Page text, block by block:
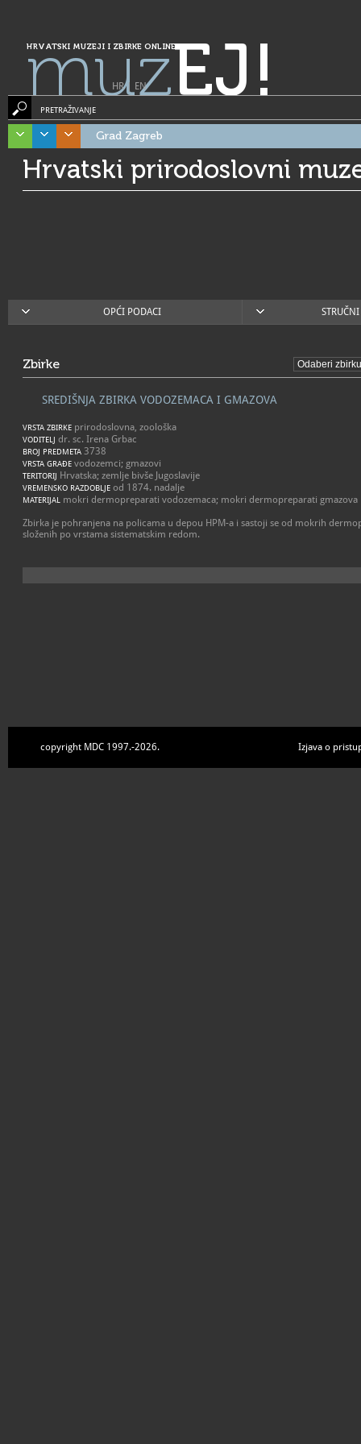
HRVATSKI MUZEJI I ZBIRKE ONLINE
muzEJ!
HR| EN
PRETRAŽIVANJE
Grad Zagreb
Hrvatski prirodoslovni
OPĆI PODACI
Zbirke
SREDIŠNJA ZBIRKA VODOZEMACA I GMAZOVA
VRSTA ZBIRKE prirodoslovna, zoološka
VODITELJ dr. sc. Irena Grbac
BROJ PREDMETA 3738
VRSTA GRAĐE vodozemci; gmazovi
TERITORIJ Hrvatska; zemlje bivše Jugoslavije
VREMENSKO RAZDOBLJE od 1874. nadalje
MATERIJAL mokri dermopreparati vodozemaca; mokri dermopreparati gmazova
Zbirka je pohranjena na policama u depou HPM-a i sastoji se od mokrih
složenih po vrstama sistematskim redom.
copyright MDC 1997.-2026. Izjava o